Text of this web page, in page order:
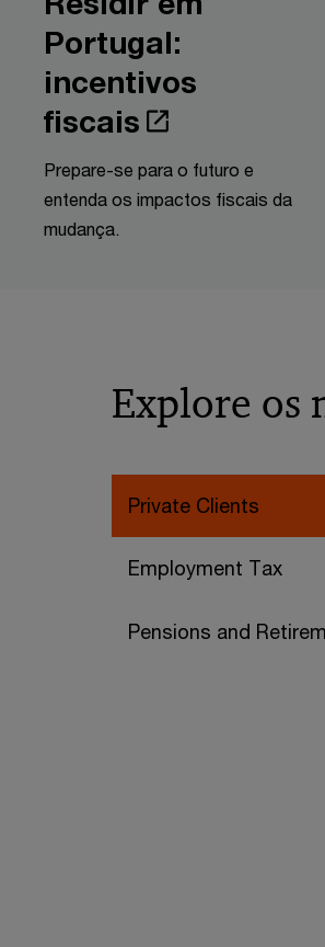
Portugal:
incentivos
fiscais
Prepare-se para o futuro e
entenda os impactos fiscais da
mudança.
Explore os
Private Clients
Employment Tax
Pensions and